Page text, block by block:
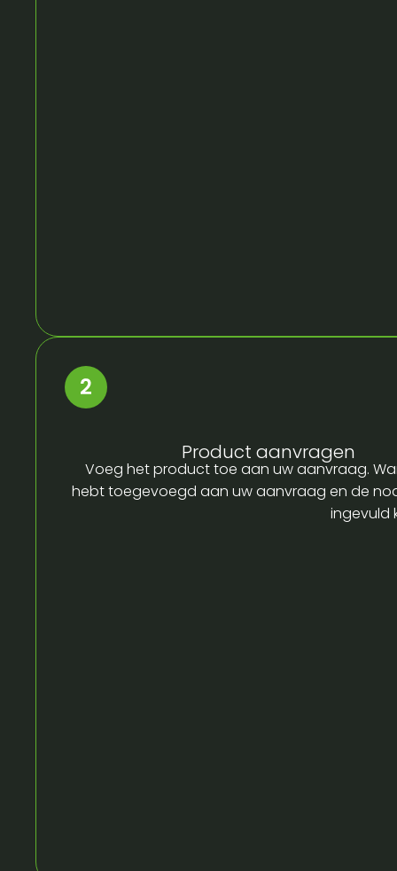
Product aanvragen
Voeg het product toe aan uw aanvraag.
hebt toegevoegd aan uw aanvraag en de
ingevuld